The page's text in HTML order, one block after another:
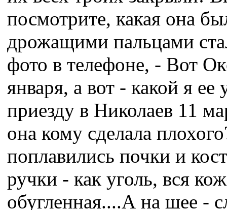
посмотрите, какая она
дрожащими пальцами
фото в телефоне, - Вот
января, а вот - какой я ее
приезду в Николаев 11
она кому сделала
поплавились почки и
ручки - как уголь, вся
обугленная....А на шее -